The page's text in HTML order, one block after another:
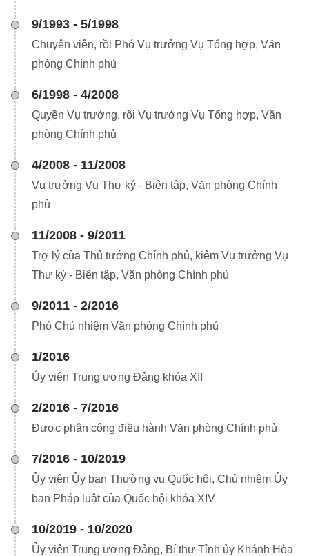
9/1993 - 5/1998
Chuyên viên, rồi Phó Vụ trưởng Vụ Tổng hợp, Văn
phòng Chính phủ
6/1998 - 4/2008
Quyền Vụ trưởng, rồi Vụ trưởng Vụ Tổng hợp, Văn
phòng Chính phủ
4/2008 - 11/2008
Vụ trưởng Vụ Thư ký - Biên tập, Văn phòng Chính
phủ
11/2008 - 9/2011
Trợ lý của Thủ tướng Chính phủ, kiêm Vụ trưởng Vụ
Thư ký - Biên tập, Văn phòng Chính phủ
9/2011 - 2/2016
Phó Chủ nhiệm Văn phòng Chính phủ
1/2016
Ủy viên Trung ương Đảng khóa XII
2/2016 - 7/2016
Được phân công điều hành Văn phòng Chính phủ
7/2016 - 10/2019
Ủy viên Ủy ban Thường vụ Quốc hội, Chủ nhiệm Ủy
ban Pháp luật của Quốc hội khóa XIV
10/2019 - 10/2020
Ủy viên Trung ương Đảng, Bí thư Tỉnh ủy Khánh Hòa